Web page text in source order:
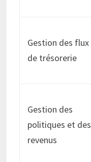
Gestion des flux
de trésorerie
Gestion des
politiques et des
revenus